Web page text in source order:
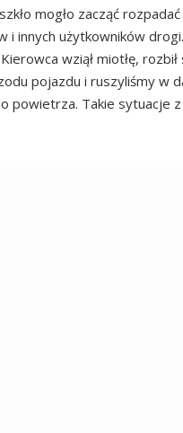
mogło zacząć
i innych użytkowników
wziął miotłę,
pojazdu i ruszyliśmy w
powietrza. Takie sytuacje